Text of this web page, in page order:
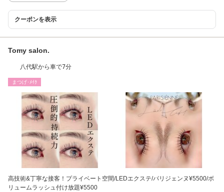
クーポンを表示
Tomy salon.
八代駅から車で7分
まつげ･ﾒｲｸ
高技術&丁寧な接客！プライベート空間/LEDエクステ/パリジェンヌ¥5500/ボ
リュームラッシュ付け放題¥5500